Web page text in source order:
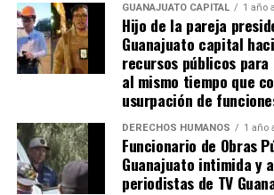
GUANAJUATO CAPITAL 1 año
Hijo de la pareja
Guanajuato capital
recursos públicos
al mismo tiempo que
usurpación de
DERECHOS HUMANOS 1 año
Funcionario de Obras
Guanajuato intimida y
periodistas de TV